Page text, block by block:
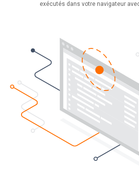
exécutés dans votre navigateur